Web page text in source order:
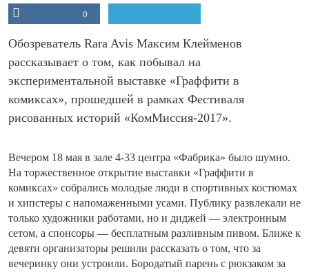
0
Обозреватель Rara Avis Максим Клейменов
рассказывает о том, как побывал на
экспериментальной выставке «Граффити в
комиксах», прошедшей в рамках Фестиваля
рисованных историй «КомМиссия-2017».
Вечером 18 мая в зале 4-33 центра «Фабрика» было шумно.
На торжественное открытие выставки «Граффити в
комиксах» собрались молодые люди в спортивных костюмах
и хипстеры с напомаженными усами. Публику развлекали не
только художники работами, но и диджей — электронным
сетом, а спонсоры — бесплатным разливным пивом. Ближе к
девяти организаторы решили рассказать о том, что за
вечеринку они устроили. Бородатый парень с рюкзаком за